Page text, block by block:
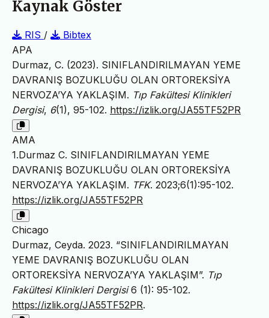
Kaynak Göster
RIS /
Bibtex
APA
Durmaz, C. (2023). SINIFLANDIRILMAYAN YEME
DAVRANIŞ BOZUKLUĞU OLAN ORTOREKSİYA
NERVOZA’YA YAKLAŞIM. Tıp Fakültesi Klinikleri
Dergisi, 6(1), 95-102. https://izlik.org/JA55TF52PR
AMA
1.Durmaz C. SINIFLANDIRILMAYAN YEME
DAVRANIŞ BOZUKLUĞU OLAN ORTOREKSİYA
NERVOZA’YA YAKLAŞIM. TFK. 2023;6(1):95-102.
https://izlik.org/JA55TF52PR
Chicago
Durmaz, Ceyda. 2023. “SINIFLANDIRILMAYAN
YEME DAVRANIŞ BOZUKLUĞU OLAN
ORTOREKSİYA NERVOZA’YA YAKLAŞIM”. Tıp
Fakültesi Klinikleri Dergisi6 (1): 95-102.
https://izlik.org/JA55TF52PR.